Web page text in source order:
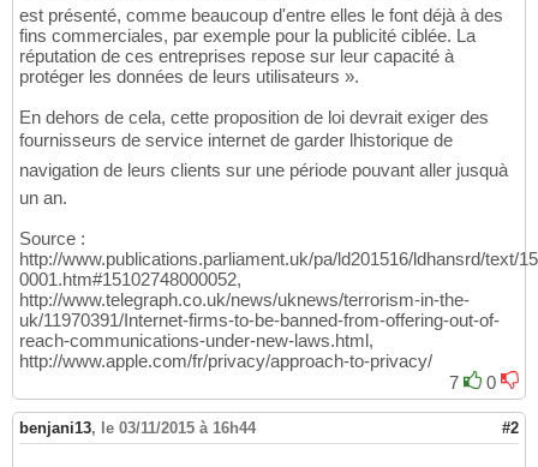
est présenté, comme beaucoup d'entre elles le font déjà à des
fins commerciales, par exemple pour la publicité ciblée. La
réputation de ces entreprises repose sur leur capacité à
protéger les données de leurs utilisateurs ».
En dehors de cela, cette proposition de loi devrait exiger des
fournisseurs de service internet de garder lhistorique de
navigation de leurs clients sur une période pouvant aller jusquà
un an.
Source :
http://www.publications.parliament.uk/pa/ld201516/ldhansrd/text/
0001.htm#15102748000052,
http://www.telegraph.co.uk/news/uknews/terrorism-in-the-
uk/11970391/Internet-firms-to-be-banned-from-offering-out-of-
reach-communications-under-new-laws.html,
http://www.apple.com/fr/privacy/approach-to-privacy/
7
0
benjani13, le 03/11/2015 à 16h44 #2